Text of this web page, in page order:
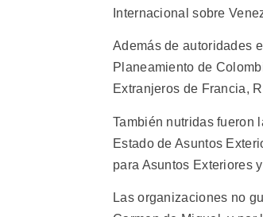
Internacional sobre
Además de autoridades
Planeamiento de
Extranjeros de Francia,
También nutridas fueron
Estado de Asuntos
para Asuntos Exteriores
Las organizaciones no